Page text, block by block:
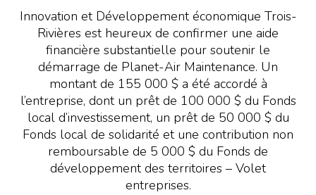
Innovation et Développement économique Trois-
Rivières est heureux de confirmer une aide
financière substantielle pour soutenir le
démarrage de Planet-Air Maintenance. Un
montant de 155 000 $ a été accordé à
l’entreprise, dont un prêt de 100 000 $ du Fonds
local d’investissement, un prêt de 50 000 $ du
Fonds local de solidarité et une contribution non
remboursable de 5 000 $ du Fonds de
développement des territoires – Volet
entreprises.